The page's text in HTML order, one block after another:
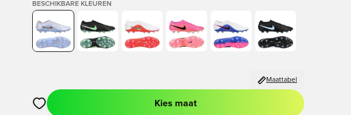
BESCHIKBARE KLEUREN
Maattabel
Opent een venster om in te loggen of je aan te melden als lid
Kies maat